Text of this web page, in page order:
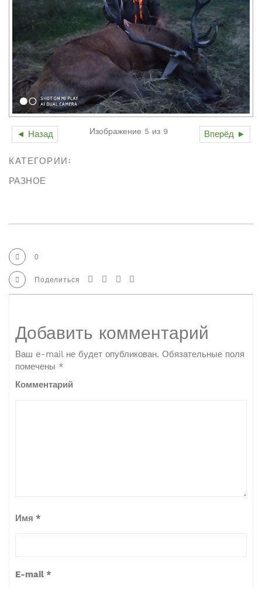
◄ Назад Вперёд ►
Изображение 5 из 9
КАТЕГОРИИ:
РАЗНОЕ
0
Поделиться
Добавить комментарий
Ваш e-mail не будет опубликован. Обязательные поля
помечены *
Комментарий
Имя *
E-mail *